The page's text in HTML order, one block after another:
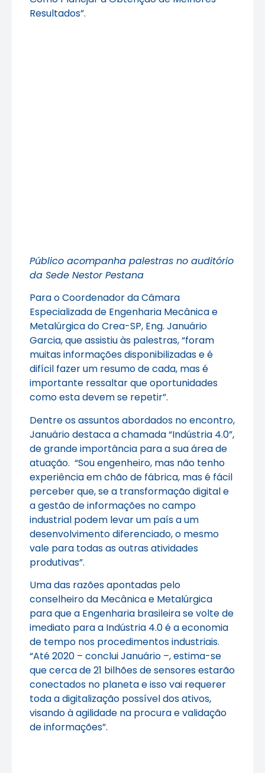
Resultados”.
Público acompanha palestras no auditório
da Sede Nestor Pestana
Para o Coordenador da Câmara
Especializada de Engenharia Mecânica e
Metalúrgica do Crea-SP, Eng. Januário
Garcia, que assistiu às palestras, “foram
muitas informações disponibilizadas e é
difícil fazer um resumo de cada, mas é
importante ressaltar que oportunidades
como esta devem se repetir”.
Dentre os assuntos abordados no encontro,
Januário destaca a chamada “Indústria 4.0”,
de grande importância para a sua área de
atuação. “Sou engenheiro, mas não tenho
experiência em chão de fábrica, mas é fácil
perceber que, se a transformação digital e
a gestão de informações no campo
industrial podem levar um país a um
desenvolvimento diferenciado, o mesmo
vale para todas as outras atividades
produtivas”.
Uma das razões apontadas pelo
conselheiro da Mecânica e Metalúrgica
para que a Engenharia brasileira se volte de
imediato para a Indústria 4.0 é a economia
de tempo nos procedimentos industriais.
“Até 2020 – conclui Januário –, estima-se
que cerca de 21 bilhões de sensores estarão
conectados no planeta e isso vai requerer
toda a digitalização possível dos ativos,
visando à agilidade na procura e validação
de informações”.